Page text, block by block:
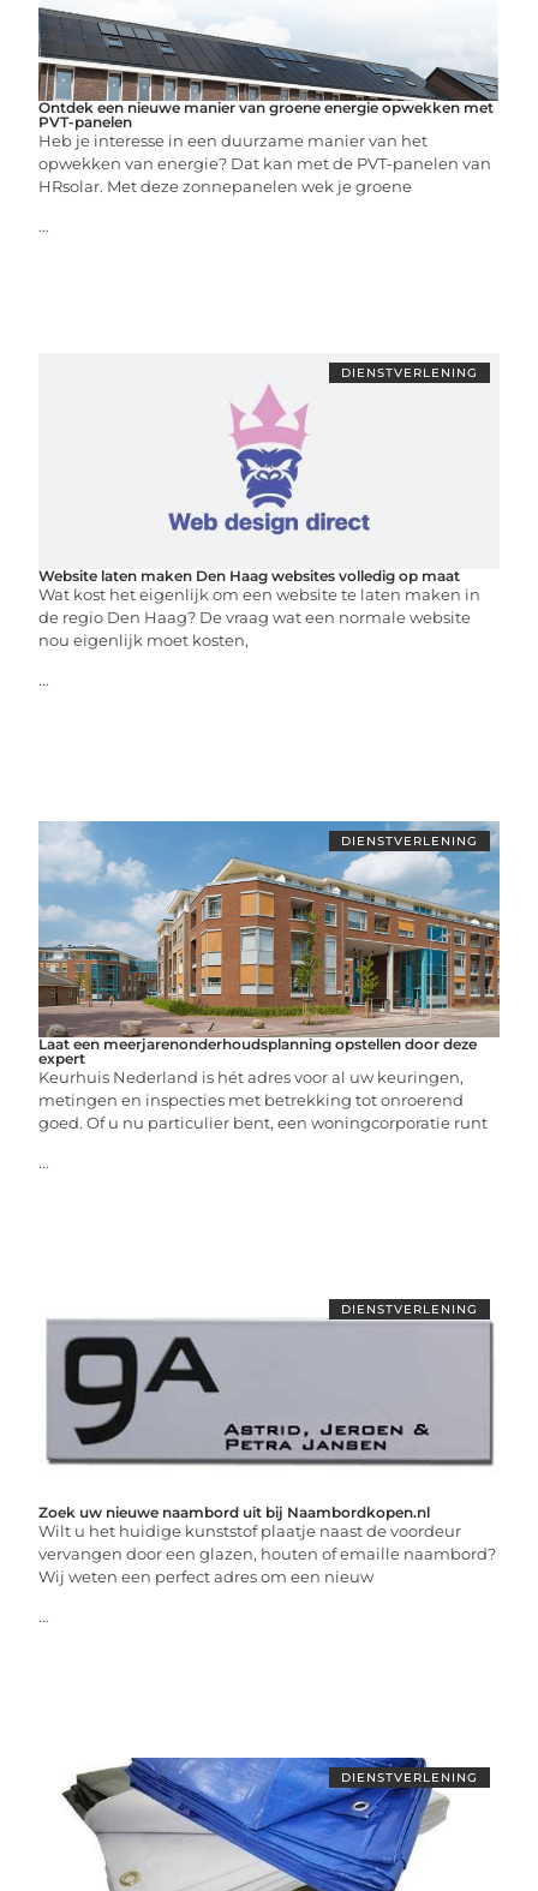
Ontdek een nieuwe manier van groene energie opwekken met
PVT-panelen
Heb je interesse in een duurzame manier van het
opwekken van energie? Dat kan met de PVT-panelen van
HRsolar. Met deze zonnepanelen wek je groene
...
DIENSTVERLENING
Website laten maken Den Haag websites volledig op maat
Wat kost het eigenlijk om een website te laten maken in
de regio Den Haag? De vraag wat een normale website
nou eigenlijk moet kosten,
...
DIENSTVERLENING
Laat een meerjarenonderhoudsplanning opstellen door deze
expert
Keurhuis Nederland is hét adres voor al uw keuringen,
metingen en inspecties met betrekking tot onroerend
goed. Of u nu particulier bent, een woningcorporatie runt
...
DIENSTVERLENING
Zoek uw nieuwe naambord uit bij Naambordkopen.nl
Wilt u het huidige kunststof plaatje naast de voordeur
vervangen door een glazen, houten of emaille naambord?
Wij weten een perfect adres om een nieuw
...
DIENSTVERLENING